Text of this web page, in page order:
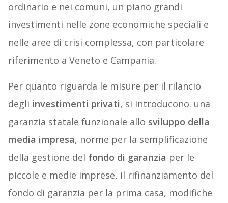
ordinario e nei comuni, un piano grandi
investimenti nelle zone economiche speciali e
nelle aree di crisi complessa, con particolare
riferimento a Veneto e Campania.
Per quanto riguarda le misure per il rilancio
degli investimenti privati, si introducono: una
garanzia statale funzionale allo sviluppo della
media impresa, norme per la semplificazione
della gestione del fondo di garanzia per le
piccole e medie imprese, il rifinanziamento del
fondo di garanzia per la prima casa, modifiche